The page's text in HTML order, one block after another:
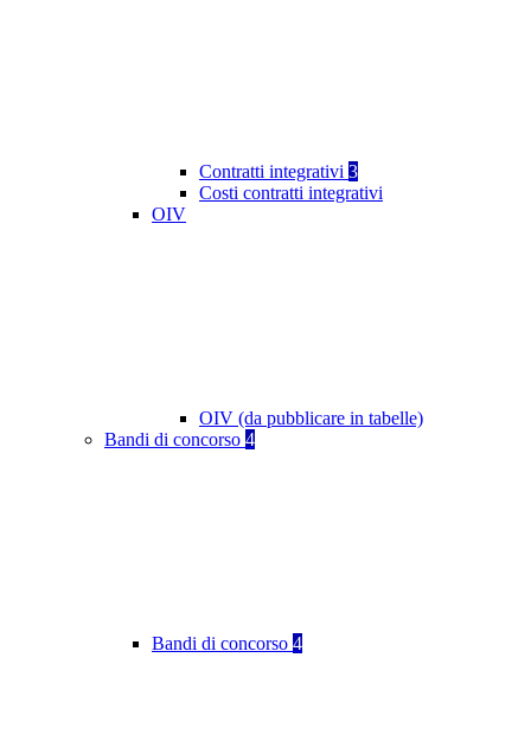
Contratti integrativi 3
Costi contratti integrativi
OIV
OIV (da pubblicare in tabelle)
Bandi di concorso 4
Bandi di concorso 4